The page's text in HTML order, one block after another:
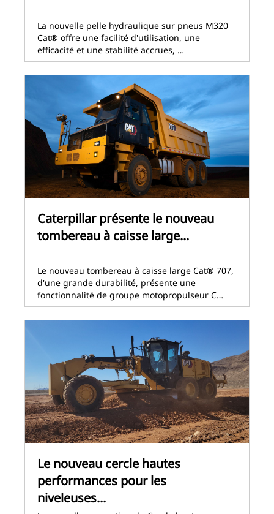
La nouvelle pelle hydraulique sur pneus M320
Cat® offre une facilité d'utilisation, une
efficacité et une stabilité accrues, …
Caterpillar présente le nouveau
tombereau à caisse large...
Le nouveau tombereau à caisse large Cat® 707,
d'une grande durabilité, présente une
fonctionnalité de groupe motopropulseur C…
Le nouveau cercle hautes
performances pour les
niveleuses...